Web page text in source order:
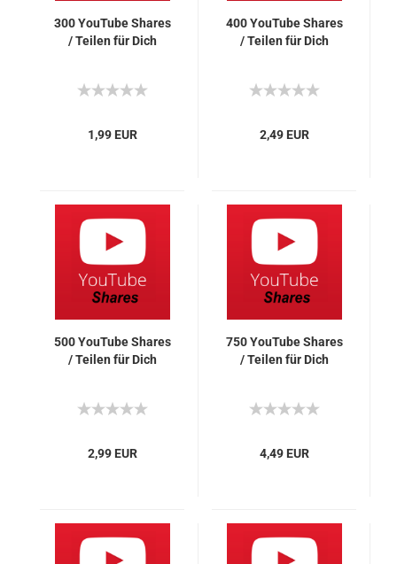
300 You­Tube Shares
/ Tei­len für Dich
1,99 EUR
400 You­Tube Shares
/ Tei­len für Dich
2,49 EUR
500 You­Tube Shares
/ Tei­len für Dich
2,99 EUR
750 You­Tube Shares
/ Tei­len für Dich
4,49 EUR